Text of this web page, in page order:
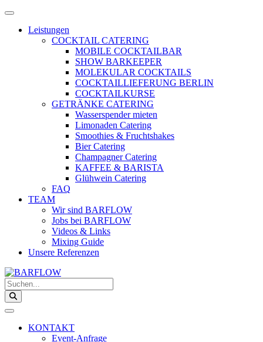
Zum
springen
Menü
öffnenLeistungen
COCKTAIL CATERING
MOBILE COCKTAILBAR
SHOW BARKEEPER
MOLEKULAR COCKTAILS
COCKTAILLIEFERUNG BERLIN
COCKTAILKURSE
GETRÄNKE CATERING
Wasserspender mieten
Limonaden Catering
Smoothies & Fruchtshakes
Bier Catering
Champagner Catering
KAFFEE & BARISTA
Glühwein Catering
FAQ
TEAM
Wir sind BARFLOW
Jobs bei BARFLOW
Videos & Links
Mixing Guide
Unsere Referenzen
Suchen...
KONTAKT
Event-Anfrage